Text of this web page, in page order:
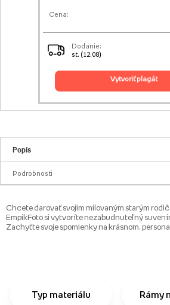
Cena:
Dodanie:
st. (12.08)
vytvoriť plagát
Popis
Podrobnosti
Chcete darovať svojim milovaným starým
EmpikFoto si vytvoríte nezabudnuteľný
Zachyťte svoje spomienky na krásnom,
Typ materiálu Rámy